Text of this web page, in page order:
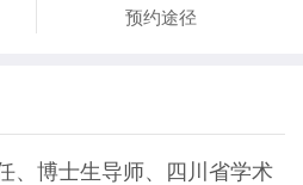
预约途径
、博士生导师、四川省学术